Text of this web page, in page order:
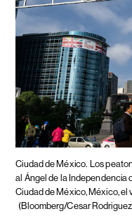
Ciudad de México. Los
al Ángel de la Independencia
Ciudad de México, México, el
(Bloomberg/Cesar